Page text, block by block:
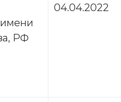
имени
РФ
04.04.2022